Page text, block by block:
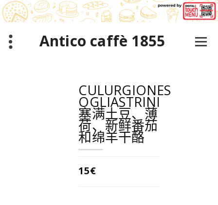
跳
至
正
Antico caffè 1855
CULURGIONES
OGLIASTRINI
塞满土豆、薄
荷、新鲜番茄
和绵羊干酪
15€